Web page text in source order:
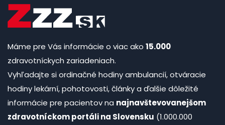
Máme pre Vás informácie o viac ako 15.000
zdravotníckych zariadeniach.
Vyhľadajte si ordinačné hodiny ambulancií, otváracie
hodiny lekární, pohotovosti, články a ďalšie dôležité
informácie pre pacientov na najnavštevovanejšom
zdravotníckom portáli na Slovensku (1.000.000